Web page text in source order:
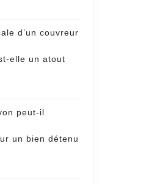
d’un couvreur
elle un atout
peut-il
un bien détenu